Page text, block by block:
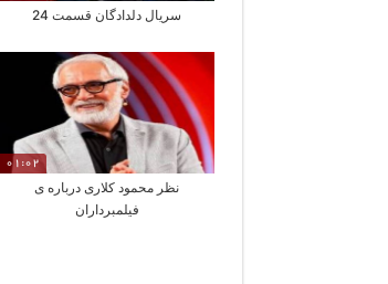
سریال دلدادگان قسمت 24
01:02
نظر محمود کلاری درباره ی
فیلمبرداران